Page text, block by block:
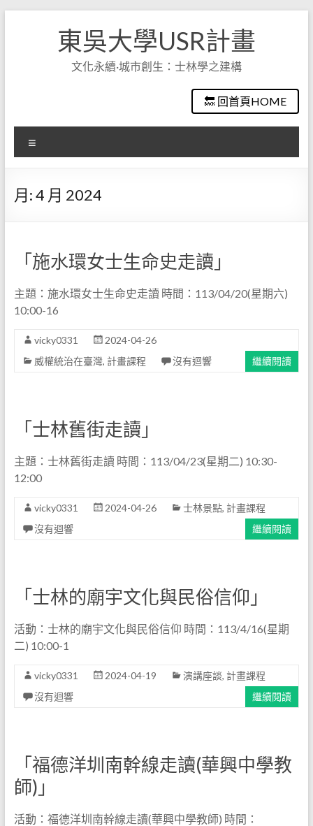
東吳大學USR計畫
文化永續·城市創生：士林學之建構
🔙 回首頁HOME
單
月:4 月 2024
「施水環女士生命史走讀」
主題：施水環女士生命史走讀 時間：113/04/20(星期六)
10:00-16
vicky0331
2024-04-26
威權統治在臺灣, 計畫課程 沒有迴響 繼續閱讀
「士林舊街走讀」
主題：士林舊街走讀 時間：113/04/23(星期二) 10:30-
12:00
vicky0331 2024-04-26 士林景點, 計畫課程
沒有迴響
繼續閱讀
「士林的廟宇文化與民俗信仰」
活動：士林的廟宇文化與民俗信仰 時間：113/4/16(星期
二) 10:00-1
vicky0331 2024-04-19 演講座談, 計畫課程
沒有迴響
繼續閱讀
「福德洋圳南幹線走讀(華興中學教
師)」
活動：福德洋圳南幹線走讀(華興中學教師) 時間：